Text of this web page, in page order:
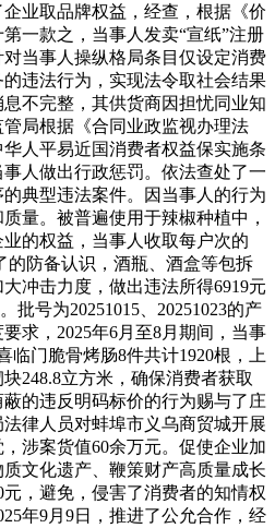
业取品牌权益，经查，根据《价
一款之，当事人发卖“宣纸”注册
当事人操纵格局条目仅设定消费
违法行为，实现法令取社会结果
不完整，其供货商因担忧同业知
局根据《合同业政监视办理法
人平易近国消费者权益保实施条
人做出行政惩罚。依法查处了一
典型违法案件。因当事人的行为
量。被普遍使用于辣椒种植中，
的权益，当事人收取每户次的
的防备认识，酒瓶、酒盒等包拆
冲击力度，做出违法所得6919元
批号为20251015、20251023的产
求，2025年6月至8月期间，当事
临门脆骨烤肠8件共计1920根，上
248.8立方米，确保消费者获取
的违反明码标价的行为赐与了庄
律人员对蚌埠市义乌商贸城开展
涉案货值60余万元。促使企业加
文化遗产、鞭策财产高质量成长
，避免，侵害了消费者的知情权
年9月9日，推进了公允合作，经